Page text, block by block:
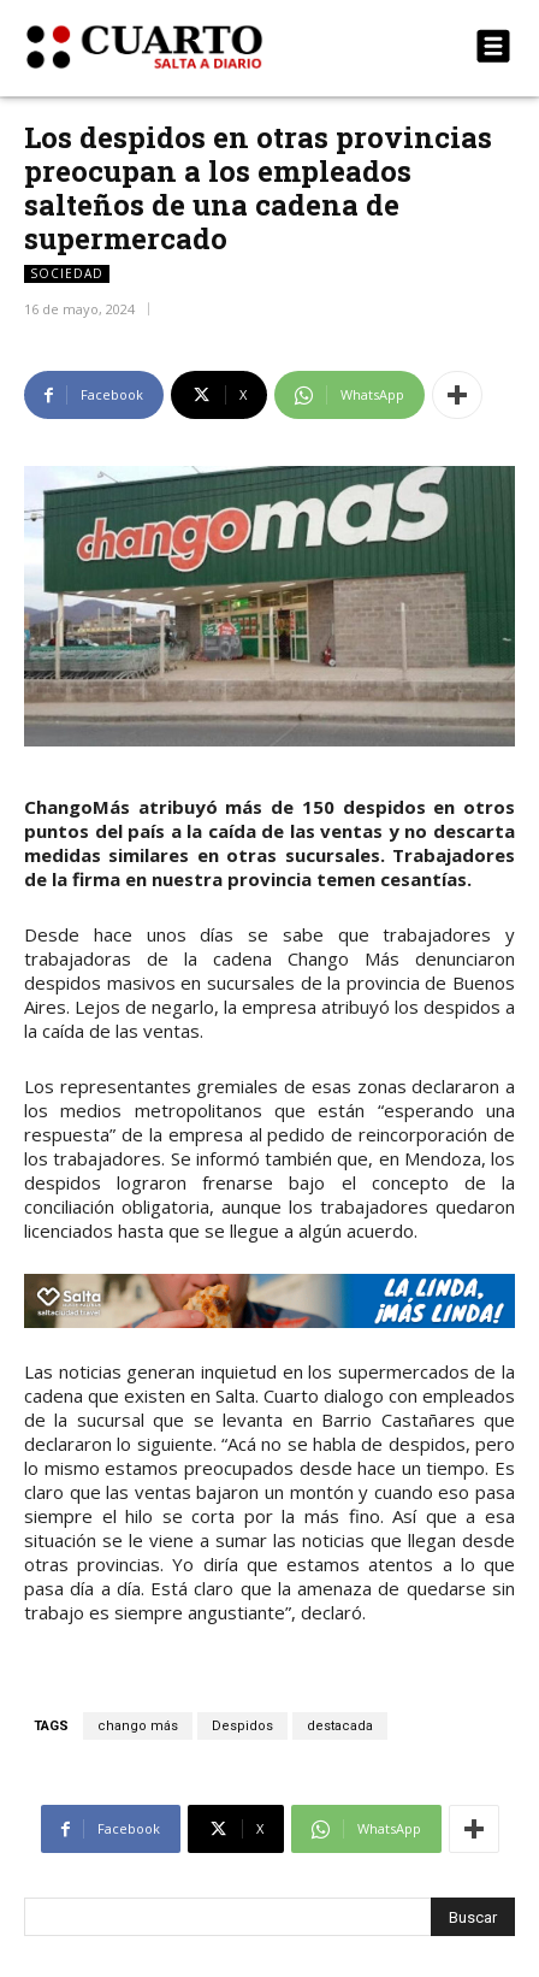
Los despidos en otras provincias
preocupan a los empleados
salteños de una cadena de
supermercado
SOCIEDAD
16 de mayo, 2024
Facebook X WhatsApp
ChangoMás atribuyó más de 150 despidos en otros
puntos del país a la caída de las ventas y no descarta
medidas similares en otras sucursales. Trabajadores
de la firma en nuestra provincia temen cesantías.
Desde hace unos días se sabe que trabajadores y
trabajadoras de la cadena Chango Más denunciaron
despidos masivos en sucursales de la provincia de Buenos
Aires. Lejos de negarlo, la empresa atribuyó los despidos a
la caída de las ventas.
Los representantes gremiales de esas zonas declararon a
los medios metropolitanos que están “esperando una
respuesta” de la empresa al pedido de reincorporación de
los trabajadores. Se informó también que, en Mendoza, los
despidos lograron frenarse bajo el concepto de la
conciliación obligatoria, aunque los trabajadores quedaron
licenciados hasta que se llegue a algún acuerdo.
Las noticias generan inquietud en los supermercados de la
cadena que existen en Salta. Cuarto dialogo con empleados
de la sucursal que se levanta en Barrio Castañares que
declararon lo siguiente. “Acá no se habla de despidos, pero
lo mismo estamos preocupados desde hace un tiempo. Es
claro que las ventas bajaron un montón y cuando eso pasa
siempre el hilo se corta por la más fino. Así que a esa
situación se le viene a sumar las noticias que llegan desde
otras provincias. Yo diría que estamos atentos a lo que
pasa día a día. Está claro que la amenaza de quedarse sin
trabajo es siempre angustiante”, declaró.
TAGS chango más Despidos destacada
Facebook X WhatsApp